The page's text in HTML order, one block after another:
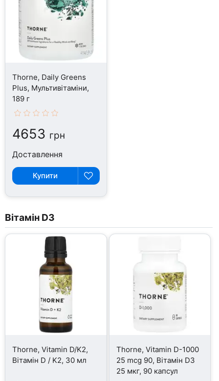
Thorne, Daily Greens
Plus, Мультивітаміни,
189 г
4653 грн
Доставлення
Купити
Вітамін D3
Thorne, Vitamin D/K2,
Вітамін D / K2, 30 мл
Thorne, Vitamin D-1000
25 mcg 90, Вітамін D3
25 мкг, 90 капсул